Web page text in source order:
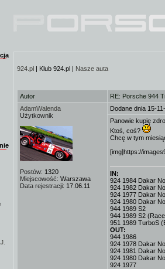
.
924.pl | Klub 924.pl | Nasze auta
Autor
RE: Porsche 944
AdamWalenda
Użytkownik
Postów: 1320
Miejscowość: Warszawa
Data rejestracji: 17.06.11
Dodane dnia 15-
Panowie kupię
Ktoś, coś?
Chcę w tym
[img]https://
IN:
924 1984 Dakar
924 1982 Dakar
924 1977 Dakar
924 1980 Dakar
944 1989 S2
944 1989 S2
951 1989 TurboS
OUT:
944 1986
924 1978 Dakar
924 1981 Dakar
924 1980 Dakar
924 1977